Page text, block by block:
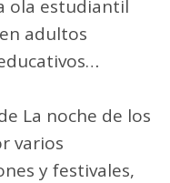
ola estudiantil
adultos
La noche de los
varios
y festivales,